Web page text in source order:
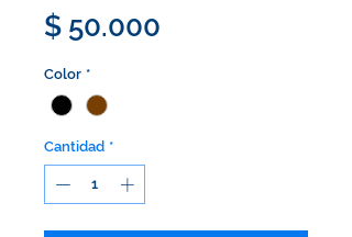
$ 50.000
Color *
Cantidad *